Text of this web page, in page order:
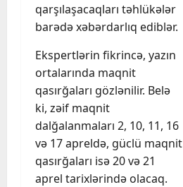
qarşılaşacaqları təhlükələr
barədə xəbərdarlıq ediblər.
Ekspertlərin fikrincə, yazın
ortalarında maqnit
qasırğaları gözlənilir. Belə
ki, zəif maqnit
dalğalanmaları 2, 10, 11, 16
və 17 apreldə, güclü maqnit
qasırğaları isə 20 və 21
aprel tarixlərində olacaq.